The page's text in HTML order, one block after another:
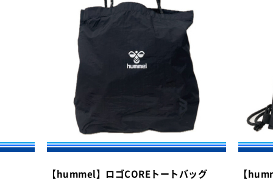
【hummel】ロゴCOREトートバッグ 【